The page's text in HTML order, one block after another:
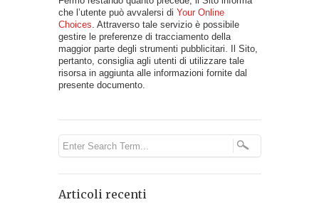
che l’utente può avvalersi di Your Online
Choices. Attraverso tale servizio è possibile
gestire le preferenze di tracciamento della
maggior parte degli strumenti pubblicitari. Il Sito,
pertanto, consiglia agli utenti di utilizzare tale
risorsa in aggiunta alle informazioni fornite dal
presente documento.
Articoli recenti